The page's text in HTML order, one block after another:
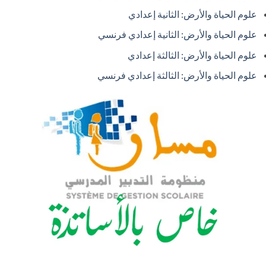
علوم الحياة والأرض: الثانية إعدادي
علوم الحياة والأرض: الثانية إعدادي فرنسي
علوم الحياة والأرض: الثالثة إعدادي
علوم الحياة والأرض: الثالثة إعدادي فرنسي